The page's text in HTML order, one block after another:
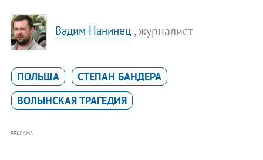
Вадим Нанинец , журналист
ПОЛЬША
СТЕПАН БАНДЕРА
ВОЛЫНСКАЯ ТРАГЕДИЯ
РЕКЛАМА